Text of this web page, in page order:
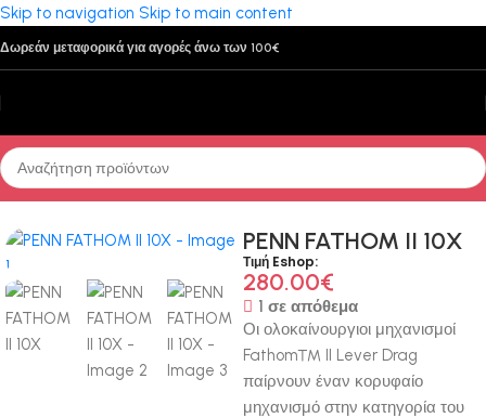
Skip to navigation Skip to main content
Δωρεάν μεταφορικά για αγορές άνω των 100€
Αρχική σελίδα/Μηχανισμοί/Οριζόντιου Τυμπάνου
PENN FATHOM II 10X
Τιμή Eshop:
280.00€
1 σε απόθεμα
Οι ολοκαίνουργιοι μηχανισμοί
Fathom™ II Lever Drag
παίρνουν έναν κορυφαίο
μηχανισμό στην κατηγορία του